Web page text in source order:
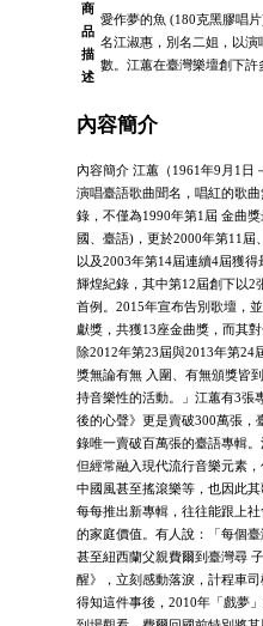
商
品
描
述
愛作夢的魚 (180克黑膠唱
名江淑惠，別名二姐，以
數。江蕙在臺灣樂壇創下許
內容簡介
內容簡介 江蕙（1961年9月1日
演唱臺語歌曲聞名，唱紅的歌
錄，不僅為1990年第1屆 金曲
國、臺語)，更於2000年第11屆
以及2003年第14屆連續4屆獲
輝煌紀錄，其中第12屆創下以2
首例。2015年宣布告別歌壇，
獻獎，共獲13座金曲獎，而其
除2012年第23屆與2013年第24
獎無論有無 入圍、有無頒獎皆
持音樂性的活動。」江蕙有3張
後的心聲》更是賣破300萬張，
錄唯一賣破百萬張的臺語專輯
但經常融入現代流行音樂元素，
中國風甚至搖滾樂等，也因此
每每推出新專輯，往往能跟上
的家庭價值。有人說：「每個
甚至紐西蘭父親費爾到臺灣尋
醒》，立刻感動落淚，計程車
得知這件事後，2010年「戲夢